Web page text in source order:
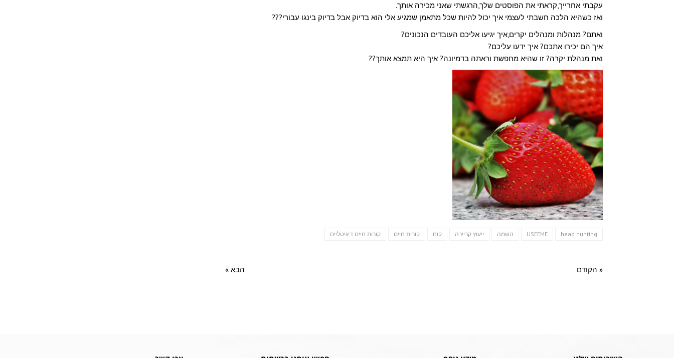
עקבתי אחרייך,קראתי את הפוסטים שלך,הרגשתי שאני מכירה אותך.
ואז כשהיא הלכה חשבתי לעצמי איך יכול להיות שכל מתאמן שמגיע אלי הוא בדיוק אבל בדיוק בינגו עבורי???
ואתם? מנהלות ומנהלים יקרים,איך יגיעו אליכם העובדים הנכונים?
איך הם יכירו אתכם? איך ידעו עליכם?
ואת מנהלת יקרה? זו שהיא מחפשת וראתה בדמיונה? איך היא תמצא אותך??
head hunting
USEEME השמה ייעוץ קריירה קוח קורות חיים קורות חיים דיגיטליים
« הקודם הבא »